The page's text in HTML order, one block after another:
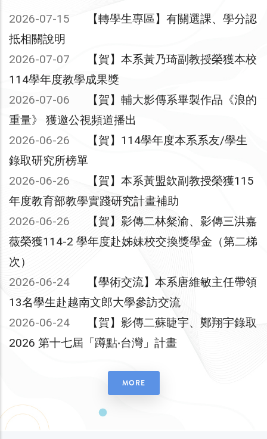
2026-07-15
【轉學生專區】有關選課、學分認
抵相關說明
2026-07-07
【賀】本系黃乃琦副教授榮獲本校
114學年度教學成果獎
2026-07-06
【賀】輔大影傳系畢製作品《浪的
重量》 獲邀公視頻道播出
2026-06-26
【賀】114學年度本系系友/學生
錄取研究所榜單
2026-06-26
【賀】本系黃盟欽副教授榮獲115
年度教育部教學實踐研究計畫補助
2026-06-26
【賀】影傳二林粲渝、影傳三洪嘉
薇榮獲114-2 學年度赴姊妹校交換獎學金（第二梯
次）
2026-06-24
【學術交流】本系唐維敏主任帶領
13名學生赴越南文郎大學參訪交流
2026-06-24
【賀】影傳二蘇睫宇、鄭翔宇錄取
2026 第十七屆「蹲點‧台灣」計畫
MORE